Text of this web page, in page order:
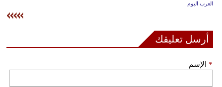
وسفر
العرب اليوم
أرسل تعليقك
الإسم *